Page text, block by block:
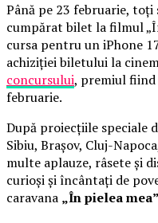
Până pe 23 februarie,
cumpărat bilet la filmul
cursa pentru un iPhone
achiziției biletului la
concursului, premiul
februarie.
După proiecțiile speciale
Sibiu, Brașov, Cluj-
multe aplauze, râsete și
curioși și încântați de
caravana „În pielea mea”